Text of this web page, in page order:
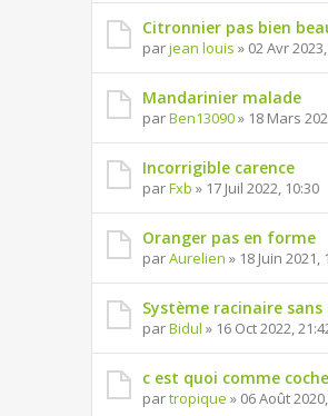
Citronnier pas bien
parjean louis » 02 Avr
Mandarinier malade
parBen13090» 18 Mars
Incorrigible carence
parFxb » 17 Juil 2022, 10:30
Oranger pas en forme
parAurelien » 18 Juin 2021,
Système racinaire sans
parBidul » 16 Oct 2022,
c est quoi comme
partropique » 06 Août